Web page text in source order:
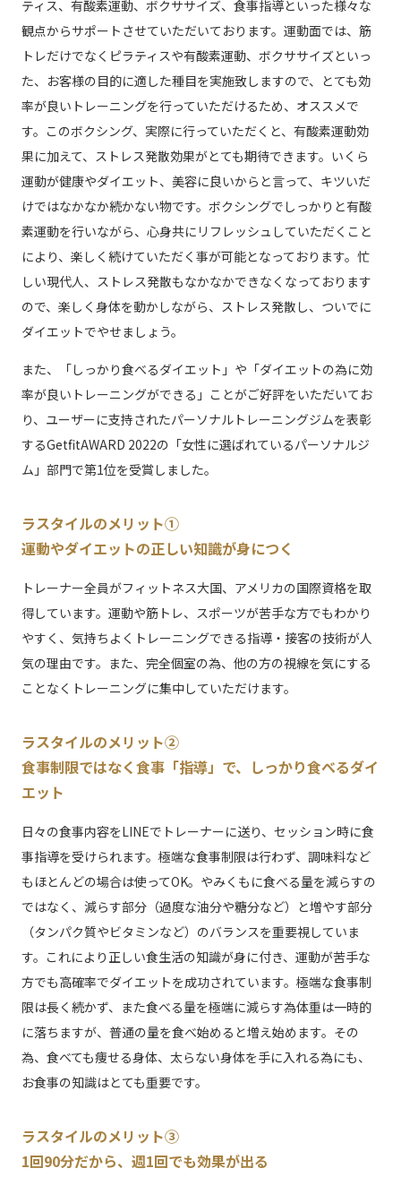
ティス、有酸素運動、ボクササイズ、食事指導といった様々な
観点からサポートさせていただいております。運動面では、筋
トレだけでなくピラティスや有酸素運動、ボクササイズといっ
た、お客様の目的に適した種目を実施致しますので、とても効
率が良いトレーニングを行っていただけるため、オススメで
す。このボクシング、実際に行っていただくと、有酸素運動効
果に加えて、ストレス発散効果がとても期待できます。いくら
運動が健康やダイエット、美容に良いからと言って、キツいだ
けではなかなか続かない物です。ボクシングでしっかりと有酸
素運動を行いながら、心身共にリフレッシュしていただくこと
により、楽しく続けていただく事が可能となっております。忙
しい現代人、ストレス発散もなかなかできなくなっております
ので、楽しく身体を動かしながら、ストレス発散し、ついでに
ダイエットでやせましょう。
また、「しっかり食べるダイエット」や「ダイエットの為に効
率が良いトレーニングができる」ことがご好評をいただいてお
り、ユーザーに支持されたパーソナルトレーニングジムを表彰
するGetfitAWARD 2022の「女性に選ばれているパーソナルジ
ム」部門で第1位を受賞しました。
ラスタイルのメリット①
運動やダイエットの正しい知識が身につく
トレーナー全員がフィットネス大国、アメリカの国際資格を取
得しています。運動や筋トレ、スポーツが苦手な方でもわかり
やすく、気持ちよくトレーニングできる指導・接客の技術が人
気の理由です。また、完全個室の為、他の方の視線を気にする
ことなくトレーニングに集中していただけます。
ラスタイルのメリット②
食事制限ではなく食事「指導」で、しっかり食べるダイ
エット
日々の食事内容をLINEでトレーナーに送り、セッション時に食
事指導を受けられます。極端な食事制限は行わず、調味料など
もほとんどの場合は使ってOK。やみくもに食べる量を減らすの
ではなく、減らす部分（過度な油分や糖分など）と増やす部分
（タンパク質やビタミンなど）のバランスを重要視していま
す。これにより正しい食生活の知識が身に付き、運動が苦手な
方でも高確率でダイエットを成功されています。極端な食事制
限は長く続かず、また食べる量を極端に減らす為体重は一時的
に落ちますが、普通の量を食べ始めると増え始めます。その
為、食べても痩せる身体、太らない身体を手に入れる為にも、
お食事の知識はとても重要です。
ラスタイルのメリット③
1回90分だから、週1回でも効果が出る